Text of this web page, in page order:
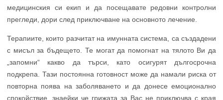
медицинския си екип и да посещавате редовни контролни
прегледи, дори след приключване на основното лечение.
Терапиите, които разчитат на имунната система, са създадени
с мисъл за бъдещето. Те могат да помогнат на тялото Ви да
„запомни“ какво да търси, като осигурят дългосрочна
подкрепа. Тази постоянна готовност може да намали риска от
повторна поява на заболяването и да донесе емоционално
спокойствие, знаейки че грижата за Вас не приключва с края